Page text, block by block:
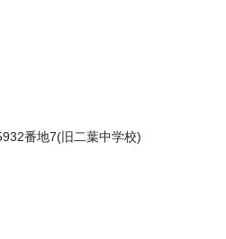
番地7(旧二葉中学校)